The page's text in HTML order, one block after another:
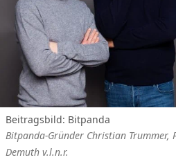
Beitragsbild: Bitpanda
Bitpanda-Gründer Christian Trummer,
Demuth v.l.n.r.